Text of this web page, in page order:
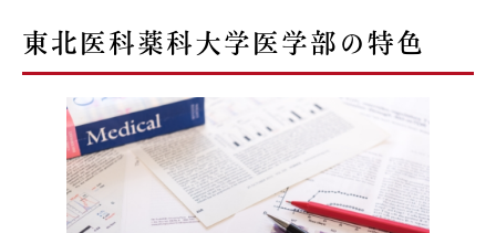
東北医科薬科大学医学部の特色